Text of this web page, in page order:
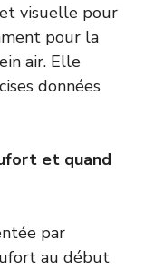
visuelle pour
pour la
air. Elle
données
et quand
par
au début